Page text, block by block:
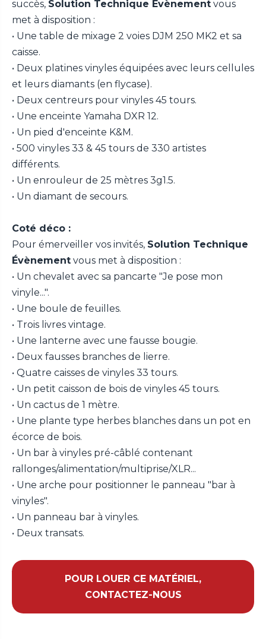
succès, Solution Technique Évènement vous
met à disposition :
• Une table de mixage 2 voies DJM 250 MK2 et sa
caisse.
• Deux platines vinyles équipées avec leurs cellules
et leurs diamants (en flycase).
• Deux centreurs pour vinyles 45 tours.
• Une enceinte Yamaha DXR 12.
• Un pied d'enceinte K&M.
• 500 vinyles 33 & 45 tours de 330 artistes
différents.
• Un enrouleur de 25 mètres 3g1.5.
• Un diamant de secours.
Coté déco :
Pour émerveiller vos invités, Solution Technique
Évènement vous met à disposition :
• Un chevalet avec sa pancarte "Je pose mon
vinyle...".
• Une boule de feuilles.
• Trois livres vintage.
• Une lanterne avec une fausse bougie.
• Deux fausses branches de lierre.
• Quatre caisses de vinyles 33 tours.
• Un petit caisson de bois de vinyles 45 tours.
• Un cactus de 1 mètre.
• Une plante type herbes blanches dans un pot en
écorce de bois.
• Un bar à vinyles pré-câblé contenant
rallonges/alimentation/multiprise/XLR...
• Une arche pour positionner le panneau "bar à
vinyles".
• Un panneau bar à vinyles.
• Deux transats.
POUR LOUER CE MATÉRIEL,
CONTACTEZ-NOUS